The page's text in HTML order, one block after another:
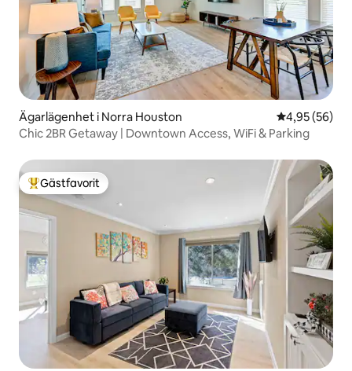
Ägarlägenhet i Norra Houston 4,95 av 5 i
4,95 (56)
Chic 2BR Getaway | Downtown Access, WiFi & Parking
Populär gästfavorit
Gästfavorit